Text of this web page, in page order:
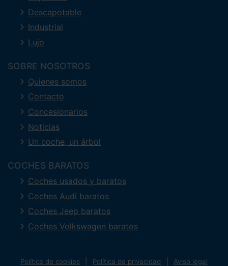
Descapotable
Industrial
Lujo
SOBRE NOSOTROS
Quienes somos
Contacto
Concesionarios
Noticias
Un coche, un árbol
COCHES BARATOS
Coches usados y baratos
Coches Audi baratos
Coches Jeep baratos
Coches Volkswagen baratos
Política de cookies Política de privacidad Aviso legal